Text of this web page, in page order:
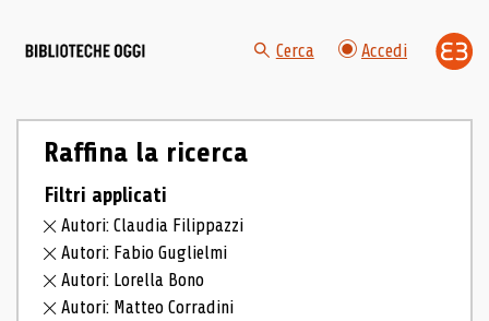
Cerca Accedi
Raffina la ricerca
Filtri applicati
Autori: Claudia Filippazzi
Autori: Fabio Guglielmi
Autori: Lorella Bono
Autori: Matteo Corradini